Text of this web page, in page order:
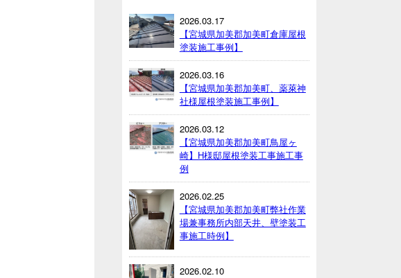
2026.03.17
【宮城県加美郡加美町倉庫屋根
塗装施工事例】
2026.03.16
【宮城県加美郡加美町、薬萊神
社様屋根塗装施工事例】
2026.03.12
【宮城県加美郡加美町鳥屋ヶ
崎】H様邸屋根塗装工事施工事
例
2026.02.25
【宮城県加美郡加美町弊社作業
場兼事務所内部天井、壁塗装工
事施工時例】
2026.02.10